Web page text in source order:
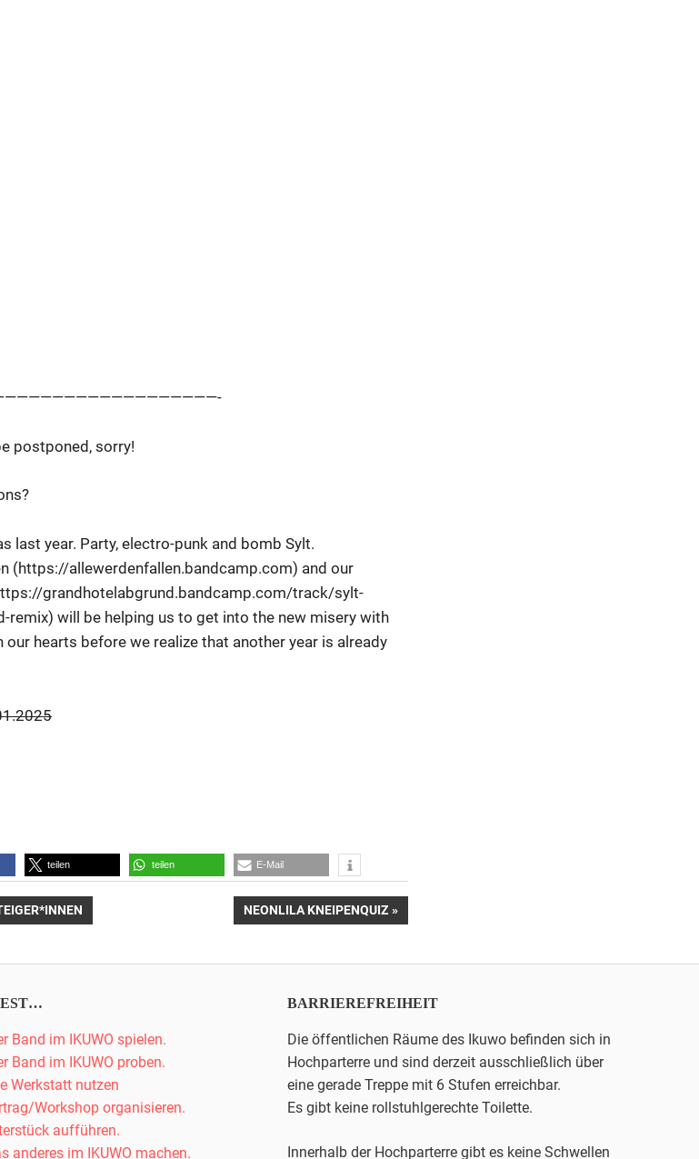
postponed, sorry!
last year. Party, electro-punk and bomb Sylt.
(https://allewerdenfallen.bandcamp.com) and our
grandhotelabgrund.bandcamp.com/track/sylt-
remix) will be helping us to get into the new misery with
hearts before we realize that another year is already
teilen teilen E-Mail
NÄCHSTER
BEITRAG:
NEONLILA KNEIPENQUIZ
Band im IKUWO spielen.
Band im IKUWO proben.
Werkstatt nutzen
Workshop organisieren.
aufführen.
anderes im IKUWO machen.
BARRIEREFREIHEIT
Die öffentlichen Räume des Ikuwo befinden sich in
Hochparterre und sind derzeit ausschließlich über
eine gerade Treppe mit 6 Stufen erreichbar.
Es gibt keine rollstuhlgerechte Toilette.
Innerhalb der Hochparterre gibt es keine Schwellen